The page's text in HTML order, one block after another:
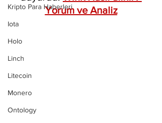
Kripto Para Haberleri
Iota
Holo
Linch
Litecoin
Monero
Ontology
Yorum ve Analiz